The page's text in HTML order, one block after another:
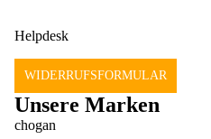
Helpdesk
WIDERRUFSFORMULAR
Unsere Marken
chogan